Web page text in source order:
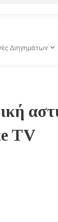
Διηγημάτων
TV